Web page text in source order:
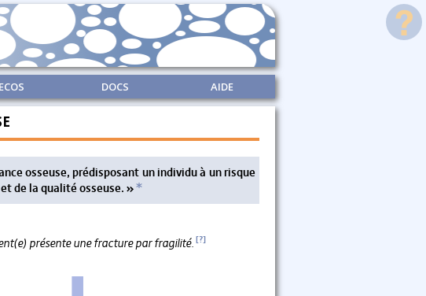
DOCS AIDE
osseuse, prédisposant un individu à un risque
de la qualité osseuse. »*
présente une fracture par fragilité. [?]